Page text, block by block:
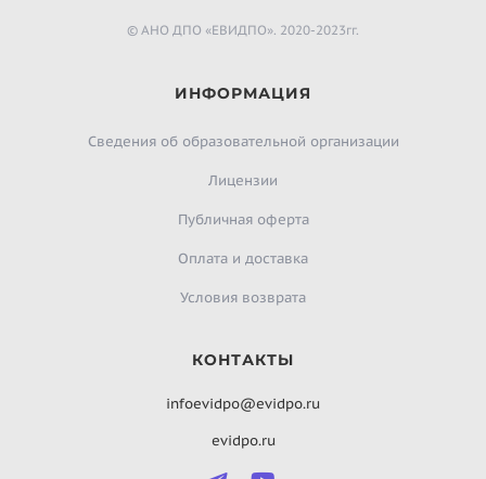
© АНО ДПО «ЕВИДПО». 2020-2023гг.
ИНФОРМАЦИЯ
Сведения об образовательной организации
Лицензии
Публичная оферта
Оплата и доставка
Условия возврата
КОНТАКТЫ
infoevidpo@evidpo.ru
evidpo.ru